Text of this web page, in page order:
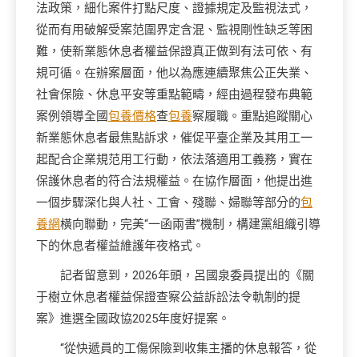
法政策，細化案件打點尺度、證據規定及監視法式，
從而有用破解受案范圍界定含混、監視剛性缺乏等困
難，使新業態休息者權益保證真正做到有法可依、有
規可循。在辦案層面，他以為應連續聚焦公正失業、
社會保險、休息平安等重點範疇，經由過程發布典範
案例領導全國包養價格查包養察履職。重點追蹤關心
新業態休息者最焦點訴求，催促平臺企業及其用工一
起配合企業規范用工行動，依法落適用工義務，實在
保護休息者的符合法規權益。在協作層面，他提出進
一個步驟深化與人社、工會、殘聯、婦聯等部分的包
養網橫向聯動，完美“一函兩書”機制，構建黨組織引導
下的休息者權益維護年夜格式。
記者留意到，2026年頭，呂國泉委員提出的《關
于樹立休息者權益保證查察公益訴訟法令軌制的提
案》進選全國政協2025年度好提案。
“從快遞員的工傷保險到收集主播的休息報答，從